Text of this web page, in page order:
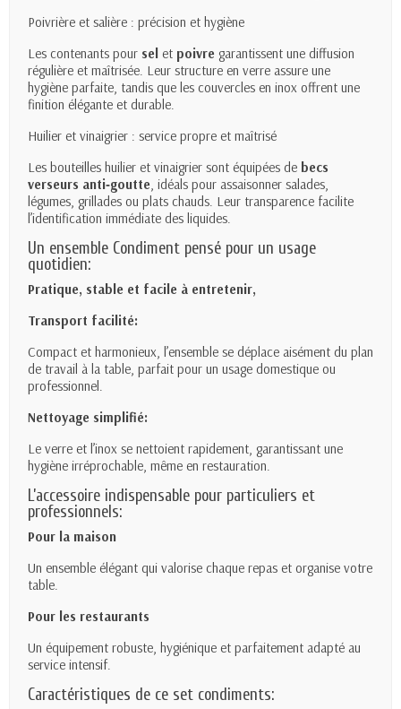
Poivrière et salière : précision et hygiène
Les contenants pour sel et poivre garantissent une diffusion
régulière et maîtrisée. Leur structure en verre assure une
hygiène parfaite, tandis que les couvercles en inox offrent une
finition élégante et durable.
Huilier et vinaigrier : service propre et maîtrisé
Les bouteilles huilier et vinaigrier sont équipées de becs
verseurs anti‑goutte , idéals pour assaisonner salades,
légumes, grillades ou plats chauds. Leur transparence facilite
l’identification immédiate des liquides.
Un ensemble Condiment pensé pour un usage
quotidien:
Pratique, stable et facile à entretenir,
Transport facilité:
Compact et harmonieux, l’ensemble se déplace aisément du plan
de travail à la table, parfait pour un usage domestique ou
professionnel.
Nettoyage simplifié:
Le verre et l’inox se nettoient rapidement, garantissant une
hygiène irréprochable, même en restauration.
L’accessoire indispensable pour particuliers et
professionnels:
Pour la maison
Un ensemble élégant qui valorise chaque repas et organise votre
table.
Pour les restaurants
Un équipement robuste, hygiénique et parfaitement adapté au
service intensif.
Caractéristiques de ce set condiments: